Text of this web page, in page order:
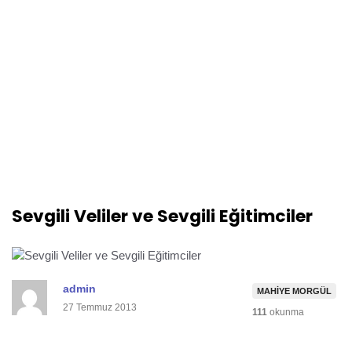
Sevgili Veliler ve Sevgili Eğitimciler
admin
27 Temmuz 2013
MAHIYE MORGÜL
111 okunma